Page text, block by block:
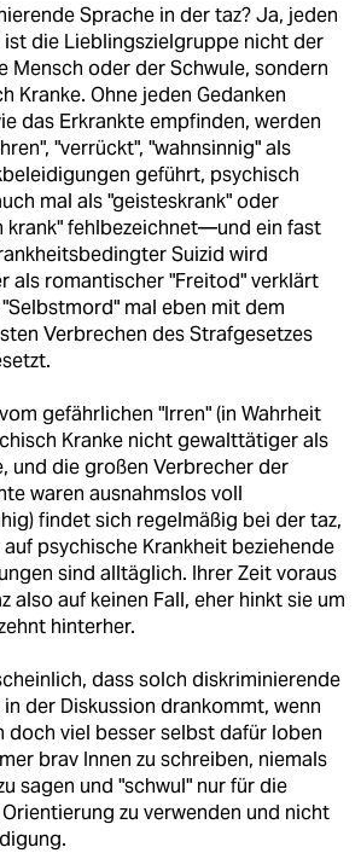
Sprache in der taz? Ja, jeden
ist die Lieblingszielgruppe nicht der
Mensch oder der Schwule, sondern
Kranke. Ohne jeden Gedanken
das Erkrankte empfinden, werden
"verrückt", "wahnsinnig" als
geführt, psychisch
mal als "geisteskrank" oder
krank" fehlbezeichnet—und ein fast
Suizid wird
als romantischer "Freitod" verklärt
mal eben mit dem
Verbrechen des Strafgesetzes
gefährlichen "Irren" (in Wahrheit
Kranke nicht gewalttätiger als
und die großen Verbrecher der
waren ausnahmslos voll
findet sich regelmäßig bei der taz,
psychische Krankheit beziehende
sind alltäglich. Ihrer Zeit voraus
also auf keinen Fall, eher hinkt sie um
hinterher.
dass solch diskriminierende
der Diskussion drankommt, wenn
doch viel besser selbst dafür loben
brav Innen zu schreiben, niemals
sagen und "schwul" nur für die
zu verwenden und nicht